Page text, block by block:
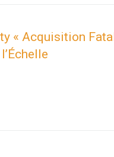
« Acquisition